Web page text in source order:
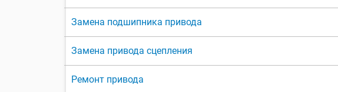
Замена подшипника привода
Замена привода сцепления
Ремонт привода